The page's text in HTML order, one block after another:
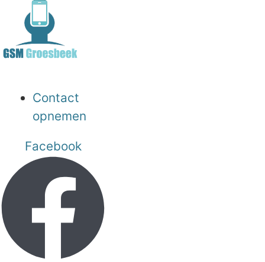
naar
de
Contact
opnemen
Facebook